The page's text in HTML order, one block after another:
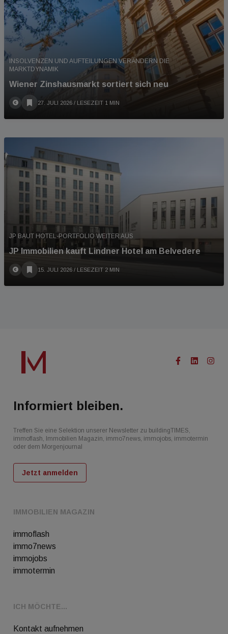
INSOLVENZEN UND AUFTEILUNGEN VERÄNDERN DIE
MARKTDYNAMIK
Wiener Zinshausmarkt sortiert sich neu
27. JULI 2026 / LESEZEIT 1 MIN
JP BAUT HOTEL-PORTFOLIO WEITER AUS
JP Immobilien kauft Lindner Hotel am Belvedere
15. JULI 2026 / LESEZEIT 2 MIN
IMMOBILIEN MAGAZIN
immoflash
immo7news
immojobs
immotermin
ICH MÖCHTE...
Kontakt aufnehmen
Informiert bleiben.
Treffen Sie eine Selektion unserer Newsletter zu buildingTIMES,
immoflash, Immobilien Magazin, immo7news, immojobs, immotermin
oder dem Morgenjournal
Jetzt anmelden